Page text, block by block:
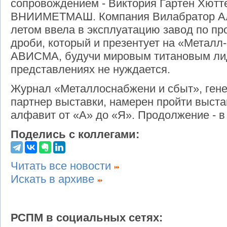
сопровождением - Виктория Гартен
ВНИИМЕТМАШ. Компания Вилабратор
летом ввела в эксплуатацию завод по
дроби, который и презентует на
АВИСМА, будучи мировым титановым
представлениях не нуждается.
Журнал «Металлоснабжени и сбыт»,
партнер выставки, намерен пройти
алфавит от «А» до «Я». Продолжение -
Поделись с коллегами:
Читать все новости
Искать в архиве
РСПМ в социальных сетях: